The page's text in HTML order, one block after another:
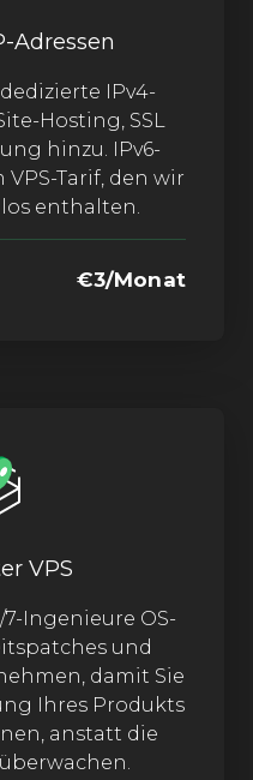
Adressen
IPv4-
Hosting, SSL
hinzu. IPv6-
Tarif, den wir
enthalten.
€3/Monat
VPS
7-Ingenieure OS-
und
damit Sie
Ihres Produkts
anstatt die